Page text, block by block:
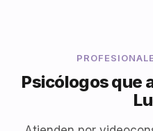
Psicólogos que